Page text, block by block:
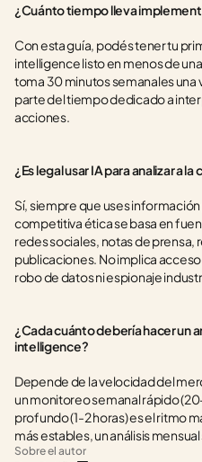
¿Cuánto tiempo lleva
Con esta guía, podés tener tu
intelligence listo en menos de
toma 30 minutos semanales una
parte del tiempo dedicado a
acciones.
¿Es legal usar IA para analizar a
Sí, siempre que uses
competitiva ética se basa en
redes sociales, notas de prensa,
publicaciones. No implica
robo de datos ni espionaje
¿Cada cuánto debería hacer un
intelligence?
Depende de la velocidad del
un monitoreo semanal rápido
profundo (1-2 horas) es el ritmo
más estables, un análisis
Sobre el autor